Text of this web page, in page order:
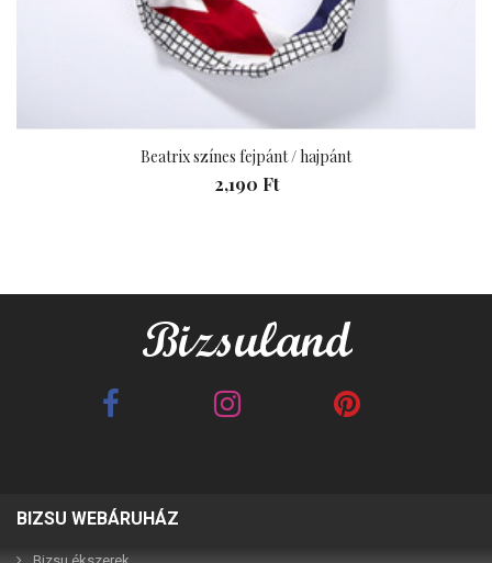
Beatrix színes fejpánt / hajpánt
2,190 Ft
Best Friends barna 2in1
BIZSU WEBÁRUHÁZ